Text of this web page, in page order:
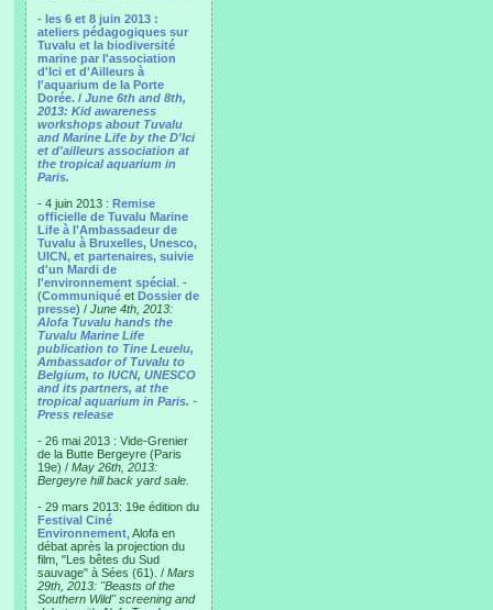
- les 6 et 8 juin 2013 :
ateliers pédagogiques sur
Tuvalu et la biodiversité
marine par l'association
d'Ici et d'Ailleurs à
l'aquarium de la Porte
Dorée. / June 6th and 8th,
2013: Kid awareness
workshops about Tuvalu
and Marine Life by the D'Ici
et d'ailleurs association at
the tropical aquarium in
Paris.
- 4 juin 2013 : Remise
officielle de Tuvalu Marine
Life à l'Ambassadeur de
Tuvalu à Bruxelles, Unesco,
UICN, et partenaires, suivie
d'un Mardi de
l'environnement spécial . -
(Communiqué et Dossier de
presse) / June 4th, 2013:
Alofa Tuvalu hands the
Tuvalu Marine Life
publication to Tine Leuelu,
Ambassador of Tuvalu to
Belgium, to IUCN, UNESCO
and its partners, at the
tropical aquarium in Paris. -
Press release
- 26 mai 2013 : Vide-Grenier
de la Butte Bergeyre (Paris
19e) / May 26th, 2013:
Bergeyre hill back yard sale.
- 29 mars 2013: 19e édition du
Festival Ciné
Environnement , Alofa en
débat après la projection du
film, "Les bêtes du Sud
sauvage" à Sées (61). / Mars
29th, 2013: "Beasts of the
Southern Wild" screening and